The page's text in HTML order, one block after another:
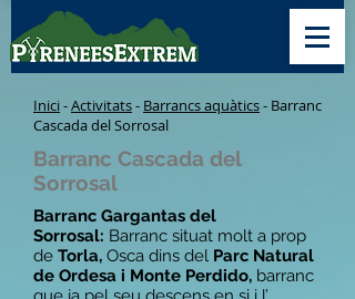
Inici-Activitats- Barrancs aquàtics- Barranc
Cascada del Sorrosal
Barranc Cascada del
Sorrosal
Barranc Gargantas del
Sorrosal: Barranc situat molt a prop
de Torla, Osca dins del Parc Natural
de Ordesa i Monte Perdido, barranc